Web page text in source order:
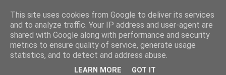
La forêt de Briqueloup
"Nous deviendrons des histoires pour nos enfants"
This site uses cookies from Google to deliver its services
and to analyze traffic. Your IP address and user-agent are
shared with Google along with performance and security
metrics to ensure quality of service, generate usage
statistics, and to detect and address abuse.
LEARN MORE GOT IT